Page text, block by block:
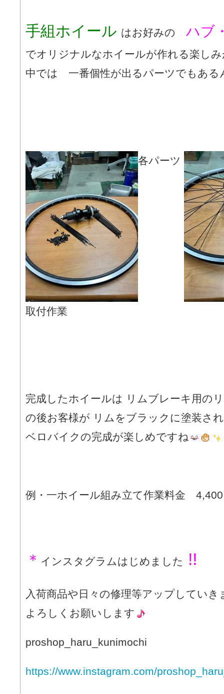
手組ホイール はお好みの ハブ
でオリジナルなホイールが作れる楽し
中では 一番個性が出るパーツでもある
各パーツ
取付作業
完成したホイールは リムブレーキ用の
の後お客様が リムをブラックに塗装さ
ベロバイクの完成が楽しめですね
例・一ホイール組み立て作業料金
＊ インスタグラムはじめました !!
入荷商品や日々の修理等アップしてい
よろしくお願いします
proshop_haru_kunimochi
https://www.instagram.com/